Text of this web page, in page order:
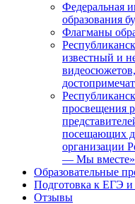
Федеральная
образования
Флагманы
известный и
просвещения
посещающих
организации
— Мы вместе»
Образовательные
Подготовка к ЕГЭ
Отзывы